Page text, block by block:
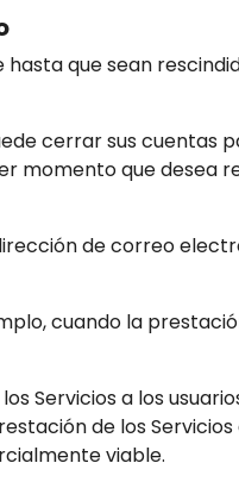
que sean
cerrar sus cuentas
momento que desea
de correo
cuando la
Servicios a los
de los
viable.